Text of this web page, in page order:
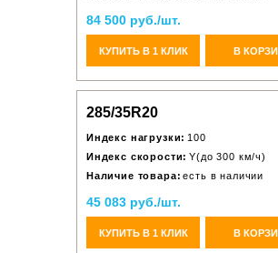
84 500 руб./шт.
КУПИТЬ В 1 КЛИК В
285/35R20
Индекс нагрузки: 100
Индекс скорости: Y(до 300 км/ч)
Наличие товара: есть в наличии
45 083 руб./шт.
КУПИТЬ В 1 КЛИК В